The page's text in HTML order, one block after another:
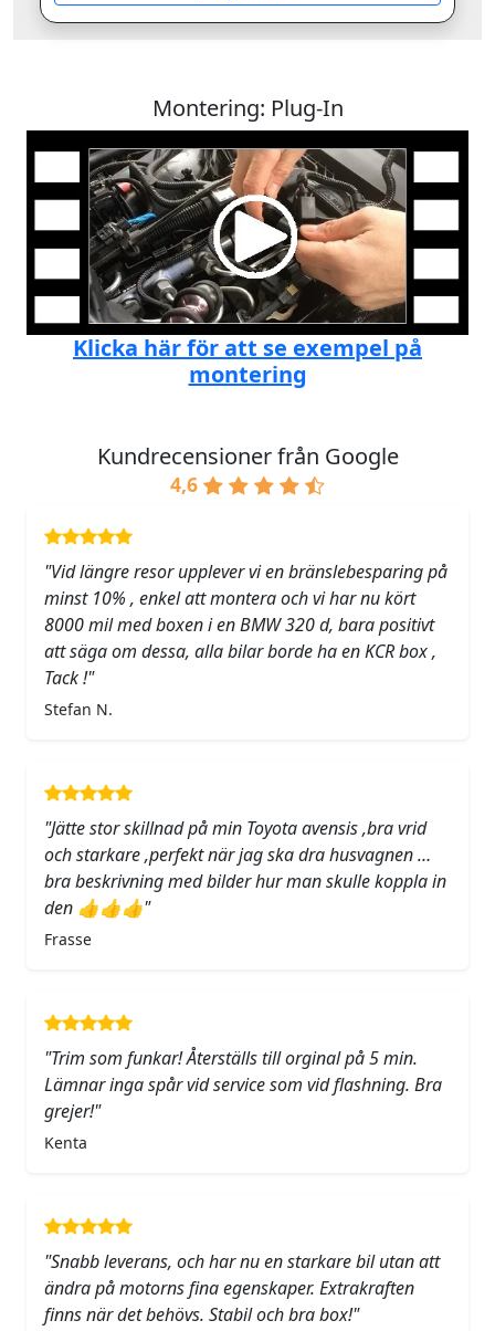
Montering: Plug-In
Klicka här för att se exempel på
montering
Kundrecensioner från Google
4,6
"Vid längre resor upplever vi en bränslebesparing på
minst 10% , enkel att montera och vi har nu kört
8000 mil med boxen i en BMW 320 d, bara positivt
att säga om dessa, alla bilar borde ha en KCR box ,
Tack !"
Stefan N.
"Jätte stor skillnad på min Toyota avensis ,bra vrid
och starkare ,perfekt när jag ska dra husvagnen …
bra beskrivning med bilder hur man skulle koppla in
den 👍👍👍"
Frasse
"Trim som funkar! Återställs till orginal på 5 min.
Lämnar inga spår vid service som vid flashning. Bra
grejer!"
Kenta
"Snabb leverans, och har nu en starkare bil utan att
ändra på motorns fina egenskaper. Extrakraften
finns när det behövs. Stabil och bra box!"